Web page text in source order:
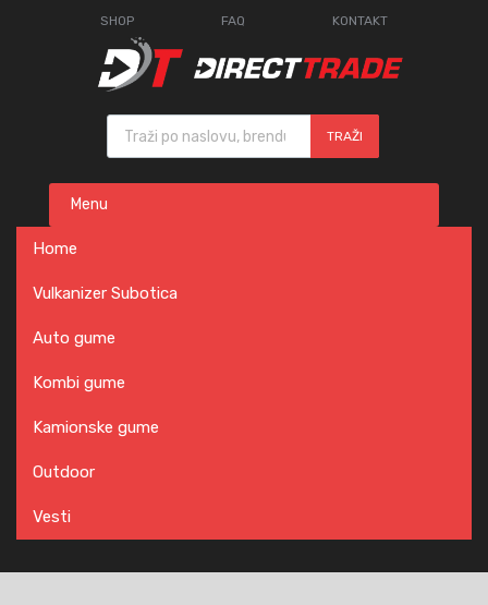
SHOP FAQ KONTAKT
Products search
TRAŽI
content
Menu
Home
Vulkanizer Subotica
Auto gume
Kombi gume
Kamionske gume
Outdoor
Vesti